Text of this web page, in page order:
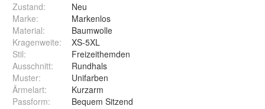
Zustand:
Neu
Marke:
Markenlos
Material:
Baumwolle
Kragenweite:
XS-5XL
Stil:
Freizeithemden
Ausschnitt:
Rundhals
Muster:
Unifarben
Ärmelart:
Kurzarm
Passform:
Bequem Sitzend